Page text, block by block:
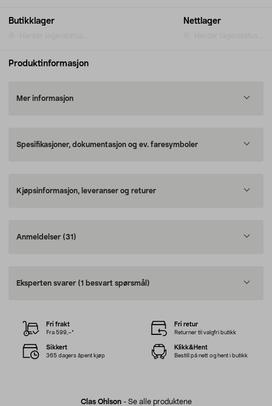
Butikklager Nettlager
Produktinformasjon
Mer informasjon
Spesifikasjoner, dokumentasjon og ev. faresymboler
Kjøpsinformasjon, leveranser og returer
Anmeldelser (31)
Eksperten svarer (1 besvart spørsmål)
Clas Ohlson- Se alle produktene
Fri frakt
Fra 599,–*
Fri retur
Returner til valgfri butikk
Sikkert
365 dagers åpent kjøp
Klikk&Hent
Bestill på nett og hent i butikk